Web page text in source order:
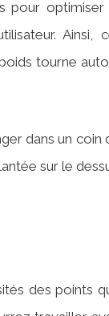
pour optimiser
Ainsi,
tourne
dans un coin
sur le
des points